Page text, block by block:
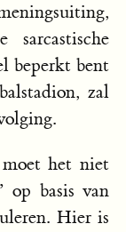
beperkt bent
zal
het niet
op basis van
Hier is